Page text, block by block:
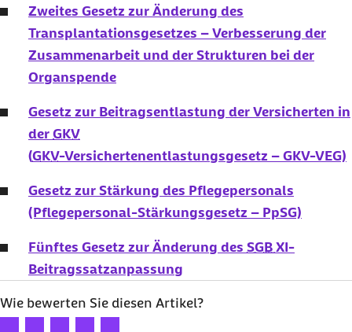
Zweites Gesetz zur Änderung des
Transplantationsgesetzes – Verbesserung der
Zusammenarbeit und der Strukturen bei der
Organspende
Gesetz zur Beitragsentlastung der Versicherten in
der GKV
(GKV-Versichertenentlastungsgesetz – GKV-VEG)
Gesetz zur Stärkung des Pflegepersonals
(Pflegepersonal-Stärkungsgesetz – PpSG)
Fünftes Gesetz zur Änderung des SGB XI-
Beitragssatzanpassung
Wie bewerten Sie diesen Artikel?
Ihre Bewertung: 1 Stern
Ihre Bewertung: 2 Sterne
Ihre Bewertung: 3 Sterne
Ihre Bewertung: 4 Sterne
Ihre Bewertung: 5 Sterne